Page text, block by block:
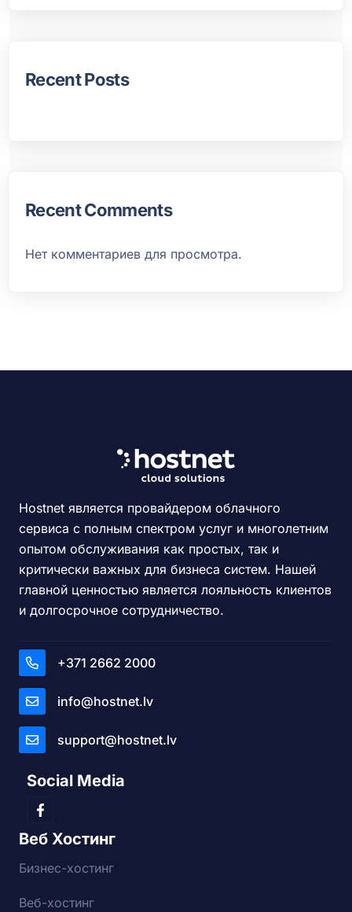
Recent Posts
Recent Comments
Нет комментариев для просмотра.
Hostnet является провайдером облачного
сервиса с полным спектром услуг и многолетним
опытом обслуживания как простых, так и
критически важных для бизнеса систем. Нашей
главной ценностью является лояльность клиентов
и долгосрочное сотрудничество.
+371 2662 2000
info@hostnet.lv
support@hostnet.lv
Social Media
Веб Хостинг
Бизнес-хостинг
Веб-хостинг